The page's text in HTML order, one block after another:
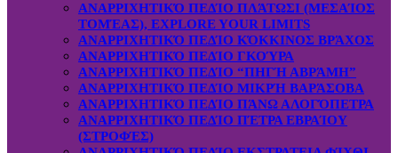
ΑΝΑΡΡΙΧΗΤΙΚΌ ΠΕΔΊΟ ΠΛΆΤΩΣΙ (ΜΕΣΑΊΟΣ
ΤΟΜΈΑΣ), EXPLORE YOUR LIMITS
ΑΝΑΡΡΙΧΗΤΙΚΌ ΠΕΔΊΟ ΚΌΚΚΙΝΟΣ ΒΡΆΧΟΣ
ΑΝΑΡΡΙΧΗΤΙΚΌ ΠΕΔΊΟ ΓΚΟΎΡΑ
ΑΝΑΡΡΙΧΗΤΙΚΌ ΠΕΔΊΟ “ΠΗΓΉ ΑΒΡΆΜΗ”
ΑΝΑΡΡΙΧΗΤΙΚΌ ΠΕΔΊΟ ΜΙΚΡΉ ΒΑΡΆΣΟΒΑ
ΑΝΑΡΡΙΧΗΤΙΚΌ ΠΕΔΊΟ ΠΆΝΩ ΑΛΟΓΌΠΕΤΡΑ
ΑΝΑΡΡΙΧΗΤΙΚΌ ΠΕΔΊΟ ΠΈΤΡΑ ΕΒΡΑΊΟΥ
(ΣΤΡΟΦΈΣ)